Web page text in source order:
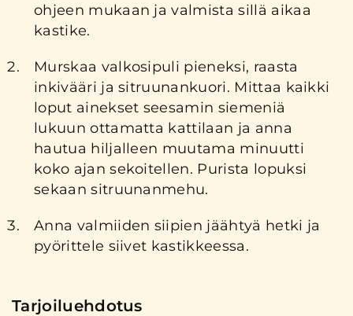
ohjeen mukaan ja valmista sillä aikaa
kastike.
Murskaa valkosipuli pieneksi, raasta
inkivääri ja sitruunankuori. Mittaa kaikki
loput ainekset seesamin siemeniä
lukuun ottamatta kattilaan ja anna
hautua hiljalleen muutama minuutti
koko ajan sekoitellen. Purista lopuksi
sekaan sitruunanmehu.
Anna valmiiden siipien jäähtyä hetki ja
pyörittele siivet kastikkeessa.
Tarjoiluehdotus